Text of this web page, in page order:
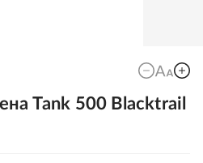
Tank 500 Blacktrail